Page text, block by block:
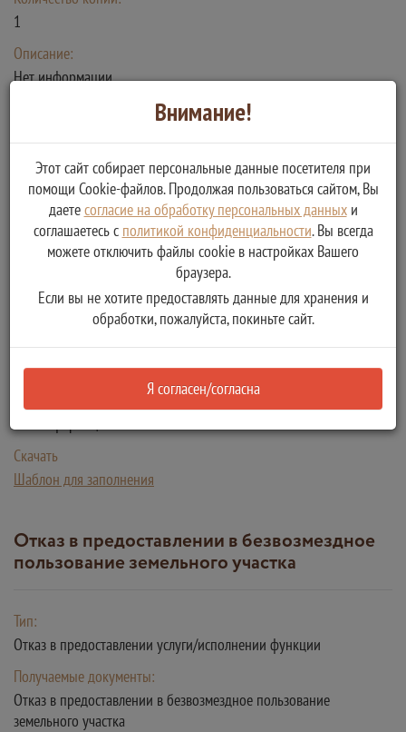
1
Описание:
Нет информации
Тип:
Оригинал
Способ получения документа:
Бумажный
Количество копий:
Орган власти, в ведении которого находится документ:
Администрация Жарковского района Тверской области
Скачать
Шаблон для заполнения
Отказ в предоставлении в безвозмездное
пользование земельного участка
Тип:
Отказ в предоставлении услуги/исполнении функции
Получаемые документы:
Отказ в предоставлении в безвозмездное пользование
земельного участка
Внимание!
Этот сайт собирает персональные данные посетителя при
помощи Cookie-файлов. Продолжая пользоваться сайтом, Вы
даетесогласие на обработку персональных данныхи
соглашаетесь с политикой конфиденциальности. Вы всегда
можете отключить файлы cookie в настройках Вашего
браузера.
Если вы не хотите предоставлять данные для хранения и
обработки, пожалуйста, покиньте сайт.
Я согласен/согласна